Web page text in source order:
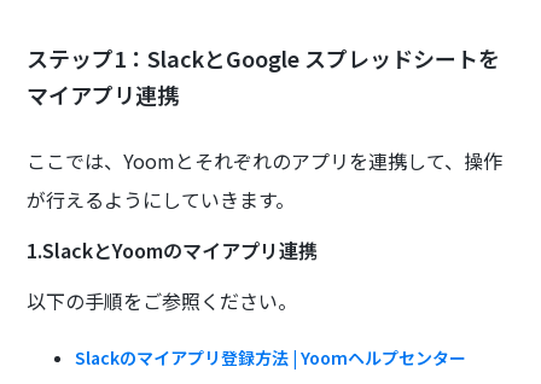
ステップ1：SlackとGoogle スプレッドシートを
マイアプリ連携
ここでは、Yoomとそれぞれのアプリを連携して、操作
が行えるようにしていきます。
1.SlackとYoomのマイアプリ連携
以下の手順をご参照ください。
Slackのマイアプリ登録方法 | Yoomヘルプセンター